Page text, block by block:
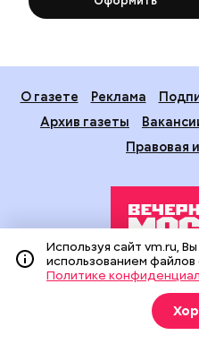
О газете Реклама
Архив газеты
Правовая
Издание создано при
средств массовой
На сайте применяются
(информационные
Используя сайт vm.ru,
использованием
Политике